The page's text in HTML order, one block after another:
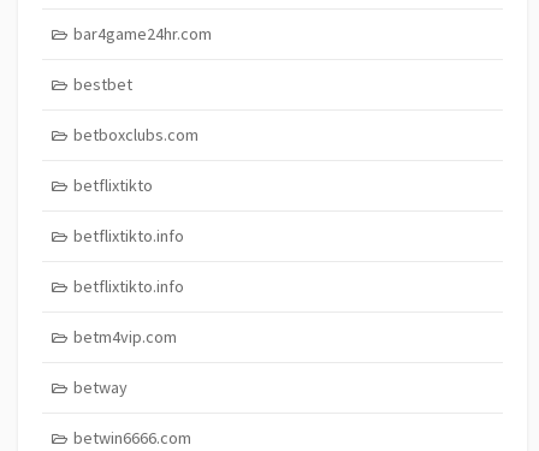
bar4game24hr.com
bestbet
betboxclubs.com
betflixtikto
betflixtikto.info
betflixtikto.info
betm4vip.com
betway
betwin6666.com